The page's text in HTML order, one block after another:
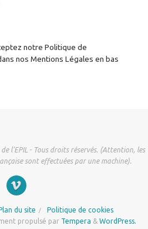
notre Politique de
nos Mentions Légales en bas
l'EPIL - Tous droits réservés. (Attention, les
sont effectuées par une machine).
du site
Politique de cookies
propulsé par Tempera & WordPress.